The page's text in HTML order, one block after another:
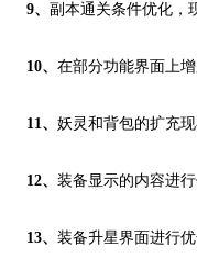
9、 副本通关条件优化，
10、 在部分功能界面上
11、 妖灵和背包的扩充
12、 装备显示的内容进
13、 装备升星界面进行